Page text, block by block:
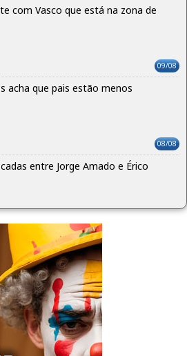
com Vasco que está na zona de
09/08
acha que pais estão menos
08/08
entre Jorge Amado e Érico